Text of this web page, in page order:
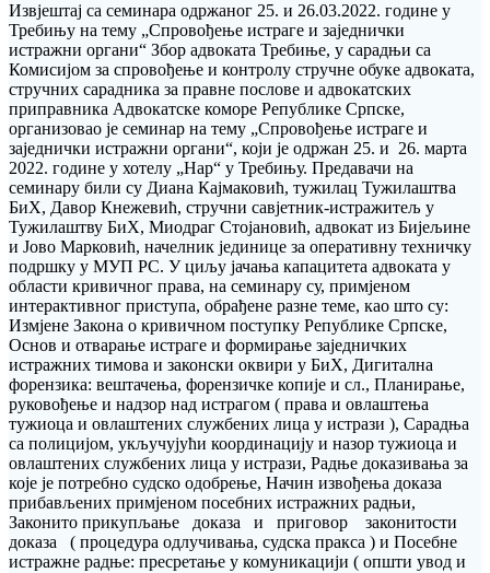
Извјештај са семинара одржаног 25. и 26.03.2022. године у
Требињу на тему „Спровођење истраге и заједнички
истражни органи“ Збор адвоката Требиње, у сарадњи са
Комисијом за спровођење и контролу стручне обуке aдвоката,
стручних сарадника за правне послове и aдвокатских
приправника Адвокатске коморе Републике Српске,
организовао је семинар на тему „Спровођење истраге и
заједнички истражни органи“, који је одржан 25. и 26. марта
2022. године у хотелу „Нар“ у Требињу. Предавачи на
семинару били су Диана Кајмаковић, тужилац Тужилаштва
БиХ, Давор Кнежевић, стручни савјетник-истражитељ у
Тужилаштву БиХ, Миодраг Стојановић, адвокат из Бијељине
и Јово Марковић, начелник јединице за оперативну техничку
подршку у МУП РС. У циљу јачања капацитета адвоката у
области кривичног права, на семинару су, примјеном
интерактивног приступа, обрађене разне теме, као што су:
Измјене Закона о кривичном поступку Републике Српске,
Основ и отварање истраге и формирање заједничких
истражних тимова и законски оквири у БиХ, Дигитална
форензика: вештачења, форензичке копије и сл., Планирање,
руковођење и надзор над истрагом ( права и овлаштења
тужиоца и овлаштених службених лица у истрази ), Сарадња
са полицијом, укључујући координацију и назор тужиоца и
овлаштених службених лица у истрази, Радње доказивања за
које је потребно судско одобрење, Начин извођења доказа
прибављених примјеном посебних истражних радњи,
Законито прикупљање доказа и приговор законитости
доказа ( процедура одлучивања, судска пракса ) и Посебне
истражне радње: пресретање у комуникацији ( општи увод и